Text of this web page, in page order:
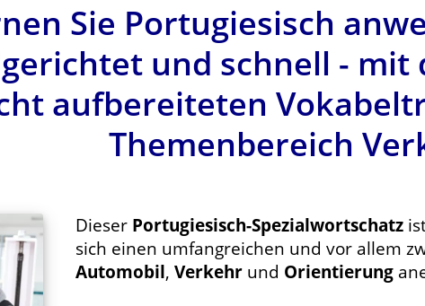
Sie Portugiesisch
und schnell - mit
aufbereiteten
Themenbereich
Dieser Portugiesisch-Spezialwortschatz
sich einen umfangreichen und vor allem
Automobil, Verkehr und Orientierung